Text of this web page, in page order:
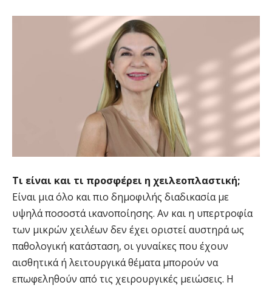
Τι είναι και τι προσφέρει η χειλεοπλαστική;
Είναι μια όλο και πιο δημοφιλής διαδικασία με
υψηλά ποσοστά ικανοποίησης. Αν και η υπερτροφία
των μικρών χειλέων δεν έχει οριστεί αυστηρά ως
παθολογική κατάσταση, οι γυναίκες που έχουν
αισθητικά ή λειτουργικά θέματα μπορούν να
επωφεληθούν από τις χειρουργικές μειώσεις. Η